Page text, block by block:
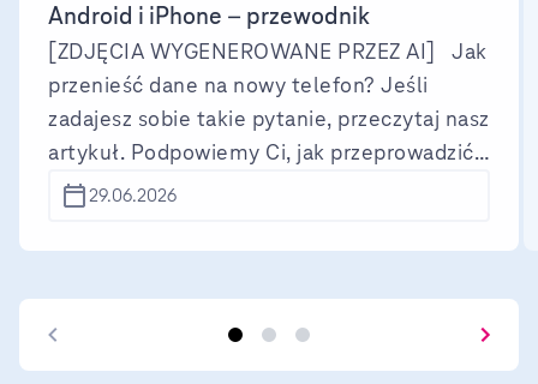
Android i iPhone – przewodnik
[ZDJĘCIA WYGENEROWANE PRZEZ AI] Jak
przenieść dane na nowy telefon? Jeśli
zadajesz sobie takie pytanie, przeczytaj nasz
artykuł. Podpowiemy Ci, jak przeprowadzić
backup telefonu Android oraz iPhone i jak
telefonu jest potrzebny przed wymianą
29.06.2026